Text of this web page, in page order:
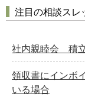
注目の相談スレ
社内親睦会 積
領収書にインボ
いる場合